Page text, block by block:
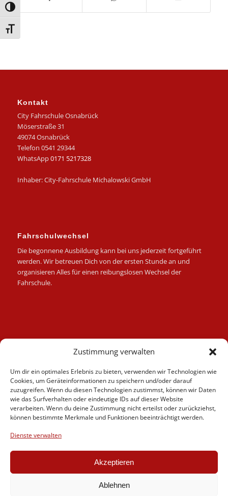
Zustimmung verwalten
Um dir ein optimales Erlebnis zu bieten, verwenden wir Technologien wie
Cookies, um Geräteinformationen zu speichern und/oder darauf
zuzugreifen. Wenn du diesen Technologien zustimmst, können wir Daten
wie das Surfverhalten oder eindeutige IDs auf dieser Website
verarbeiten. Wenn du deine Zustimmung nicht erteilst oder zurückziehst,
können bestimmte Merkmale und Funktionen beeinträchtigt werden.
Dienste verwalten
Akzeptieren
Ablehnen
Umschalten auf hohe Kontraste
Schrift vergrößern
Kontakt
City Fahrschule Osnabrück
Möserstraße 31
49074 Osnabrück
Telefon 0541 29344
WhatsApp0171 5217328
Inhaber: City-Fahrschule Michalowski GmbH
Fahrschulwechsel
Die begonnene Ausbildung kann bei uns jederzeit fortgeführt
werden. Wir betreuen Dich von der ersten Stunde an und
organisieren Alles für einen reibungslosen Wechsel der
Fahrschule.
Fahrlehrer
Fahrschule
Motorrad
News
Videos